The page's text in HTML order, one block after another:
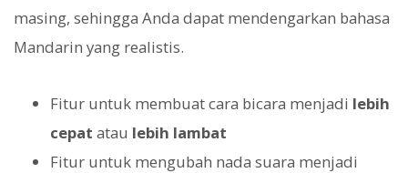
masing, sehingga Anda dapat mendengarkan bahasa
Mandarin yang realistis.
Fitur untuk membuat cara bicara menjadi lebih
cepat atau lebih lambat
Fitur untuk mengubah nada suara menjadi